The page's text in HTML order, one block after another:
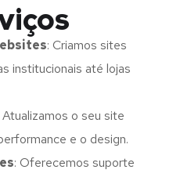
: Criamos sites
institucionais até lojas
Atualizamos o seu site
e o design.
: Oferecemos suporte